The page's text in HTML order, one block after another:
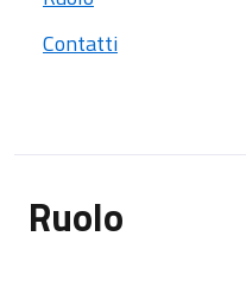
Contatti
Ruolo